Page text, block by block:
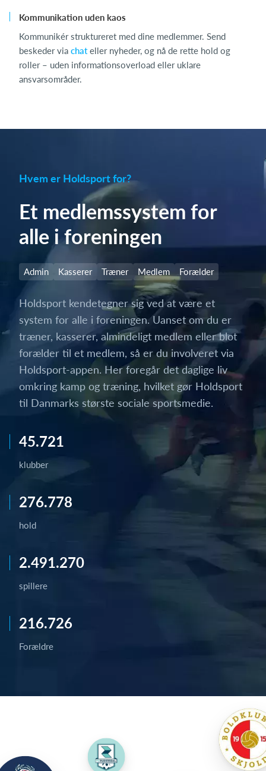
Kommunikation uden kaos
Kommunikér struktureret med dine medlemmer. Send
beskeder via chateller nyheder, og nå de rette hold og
roller – uden informationsoverload eller uklare
ansvarsområder.
Hvem er Holdsport for?
Et medlemssystem for
alle i foreningen
Admin Kasserer Træner Medlem Forælder
Holdsport kendetegner sig ved at være et
system for alle i foreningen. Uanset om du er
træner, kasserer, almindeligt medlem eller blot
forælder til et medlem, så er du involveret via
Holdsport-appen. Her foregår det daglige liv
omkring kamp og træning, hvilket gør Holdsport
til Danmarks største sociale sportsmedie.
45.721
klubber
276.778
hold
2.491.270
spillere
216.726
Forældre